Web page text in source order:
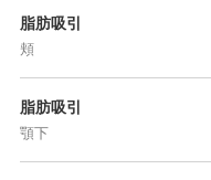
脂肪吸引
頬
脂肪吸引
顎下